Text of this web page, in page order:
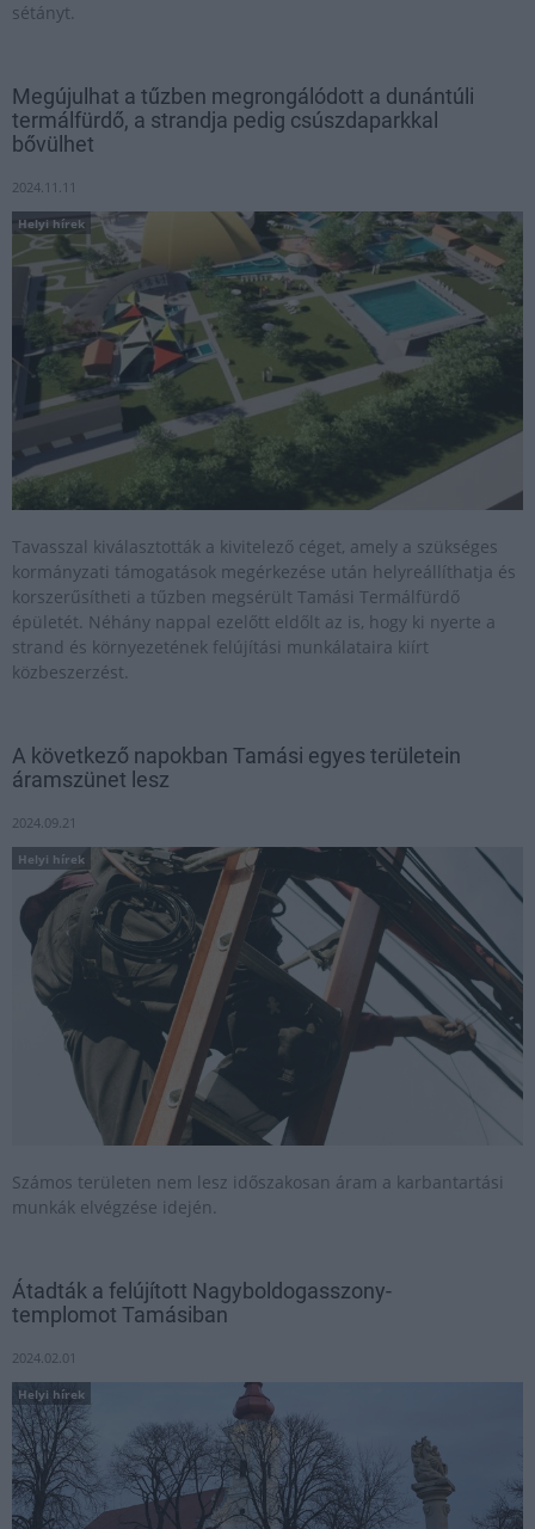
sétányt.
Megújulhat a tűzben megrongálódott a dunántúli
termálfürdő, a strandja pedig csúszdaparkkal
bővülhet
2024.11.11
Helyi hírek
Tavasszal kiválasztották a kivitelező céget, amely a szükséges
kormányzati támogatások megérkezése után helyreállíthatja és
korszerűsítheti a tűzben megsérült Tamási Termálfürdő
épületét. Néhány nappal ezelőtt eldőlt az is, hogy ki nyerte a
strand és környezetének felújítási munkálataira kiírt
közbeszerzést.
A következő napokban Tamási egyes területein
áramszünet lesz
2024.09.21
Helyi hírek
Számos területen nem lesz időszakosan áram a karbantartási
munkák elvégzése idején.
Átadták a felújított Nagyboldogasszony-
templomot Tamásiban
2024.02.01
Helyi hírek